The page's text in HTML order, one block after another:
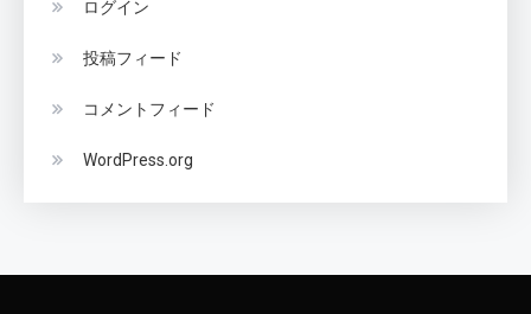
ログイン
投稿フィード
コメントフィード
WordPress.org